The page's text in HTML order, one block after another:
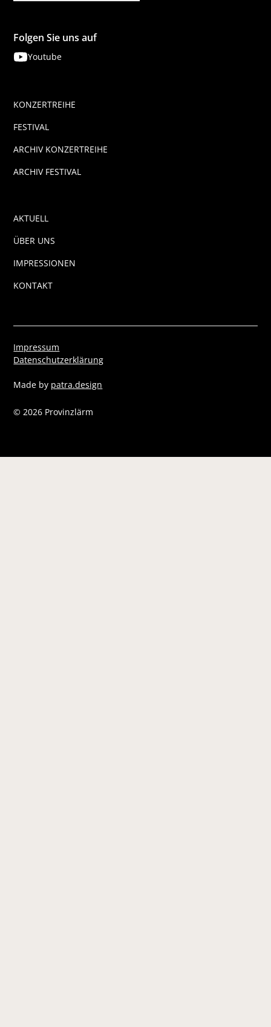
Folgen Sie uns auf
Youtube
KONZERTREIHE
FESTIVAL
ARCHIV KONZERTREIHE
ARCHIV FESTIVAL
AKTUELL
ÜBER UNS
IMPRESSIONEN
KONTAKT
© 2026 Provinzlärm
Made by patra.design
Impressum
Datenschutzerklärung